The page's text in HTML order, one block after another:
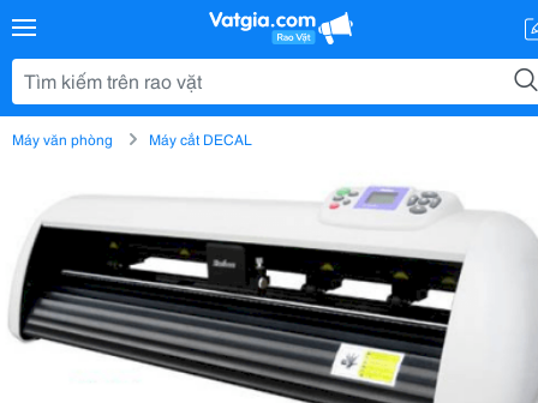
Máy văn phòng Máy cắt DECAL